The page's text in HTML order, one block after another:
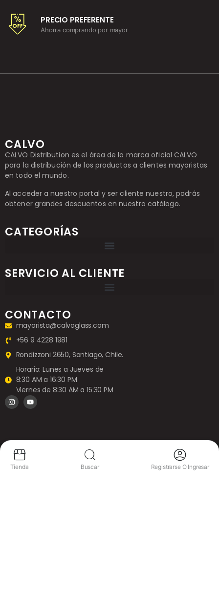
PRECIO PREFERENTE
Ahorra comprando por mayor
CALVO
CALVO Distribution es el área de la marca oficial CALVO
para la distribución de los productos a clientes mayoristas
en todo el mundo.
Al acceder a nuestro portal y ser cliente nuestro, podrás
obtener grandes descuentos en nuestro catálogo.
CATEGORÍAS
SERVICIO AL CLIENTE
CONTACTO
mayorista@calvoglass.com
+56 9 4228 1981
Rondizzoni 2650, Santiago, Chile.
Horario: Lunes a Jueves de
8:30 AM a 16:30 PM
Viernes de 8:30 AM a 15:30 PM
Copyright © 2025 Calvo Glass. Todos los derechos
reservados.
Tienda Buscar Registrarse O Ingresar